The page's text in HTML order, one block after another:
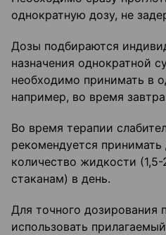
однократную дозу, не
Дозы подбираются
назначения однократной
необходимо принимать в
например, во время
Во время терапии
рекомендуется принимать
количество жидкости
стаканам) в день.
Для точного дозирования
использовать